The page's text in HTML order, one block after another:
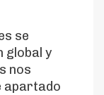
se
global y
nos
apartado